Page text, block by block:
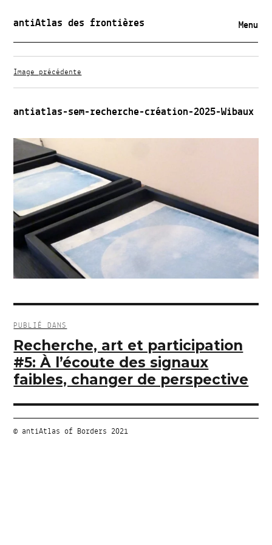
antiAtlas des frontières Menu
Image précédente
antiatlas-sem-recherche-création-2025-Wibaux
Navigation
de
l’article
PUBLIÉ DANS
Recherche, art et participation
#5: À l’écoute des signaux
faibles, changer de perspective
© antiAtlas of Borders 2021